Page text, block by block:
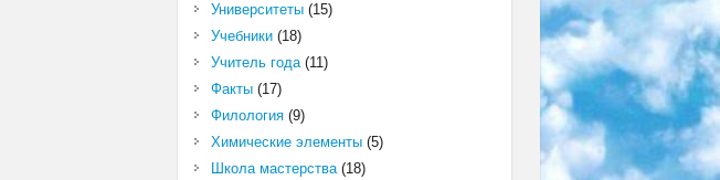
Университеты(15)
Учебники(18)
Учитель года(11)
Факты(17)
Филология(9)
Химические элементы(5)
Школа мастерства(18)